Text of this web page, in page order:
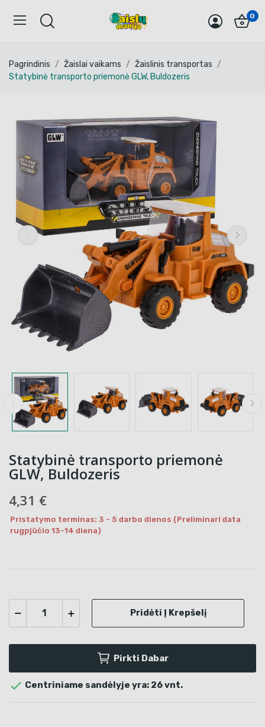
0
Pagrindinis Žaislai vaikams
Žaislinis transportas
Statybinė transporto priemonė GLW, Buldozeris
Statybinė transporto priemonė
GLW, Buldozeris
4,31 €
Pristatymo terminas: 3 - 5 darbo dienos (Preliminari data
rugpjūčio 13-14 diena)
Pridėti Į Krepšelį
Pirkti Dabar
 Centriniame sandėlyje yra: 26 vnt.